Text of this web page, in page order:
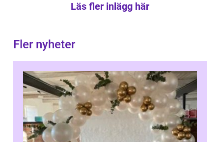
Läs fler inlägg här
Fler nyheter